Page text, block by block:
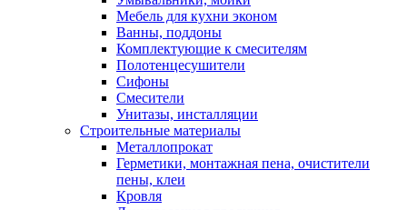
Мебель для кухни эконом
Ванны, поддоны
Комплектующие к смесителям
Полотенцесушители
Сифоны
Смесители
Унитазы, инсталляции
Строительные материалы
Металлопрокат
Герметики, монтажная пена, очистители
пены, клеи
Кровля